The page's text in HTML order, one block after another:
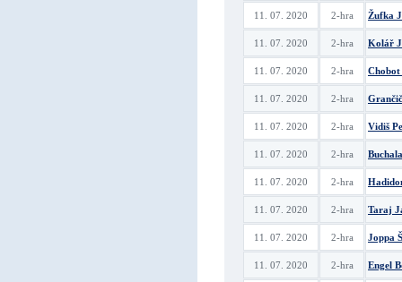
11. 07. 2020 2-hra Žufka
11. 07. 2020 2-hra Kolář
11. 07. 2020 2-hra Chobot
11. 07. 2020 2-hra
11. 07. 2020 2-hra Vidiš
11. 07. 2020 2-hra
11. 07. 2020 2-hra
11. 07. 2020 2-hra Taraj
11. 07. 2020 2-hra Joppa
11. 07. 2020 2-hra Engel